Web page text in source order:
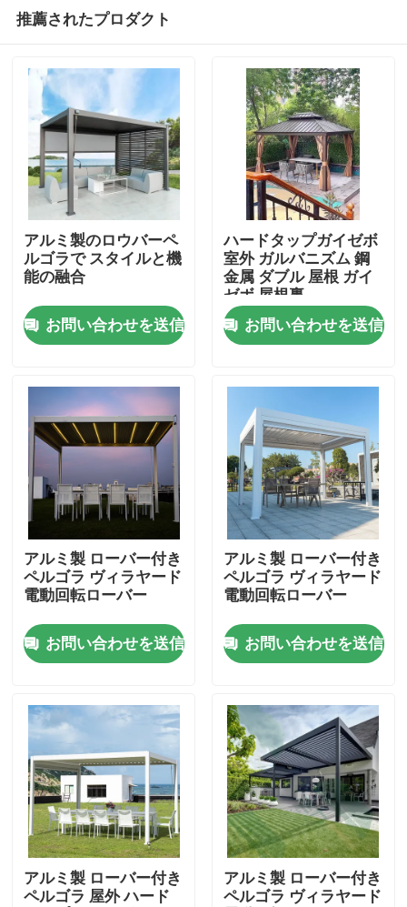
プロダクト
私達について
工場旅行
品質管理
私達に連絡しなさい
ニュース
引用を要求しなさい
アルミニウム テラスのパーゴラ
アルミニウム ルーバー付きのパーゴラ
推薦されたプロダクト
アルミ製のロウバーペ
ルゴラで スタイルと機
能の融合
お問い合わせを送信
ハードタップガイゼボ
室外 ガルバニズム 鋼
金属 ダブル 屋根 ガイ
ゼボ 屋根裏
お問い合わせを送信
アルミ製 ローバー付き
ペルゴラ ヴィラヤード
電動回転ローバー
お問い合わせを送信
アルミ製 ローバー付き
ペルゴラ ヴィラヤード
電動回転ローバー
お問い合わせを送信
アルミ製 ローバー付き
ペルゴラ 屋外 ハード
アルミ製 ローバー付き
ペルゴラ ヴィラヤード